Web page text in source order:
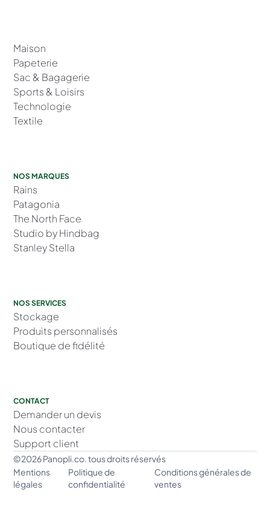
Maison
Papeterie
Sac & Bagagerie
Sports & Loisirs
Technologie
Textile
NOS MARQUES
Rains
Patagonia
The North Face
Studio by Hindbag
Stanley Stella
NOS SERVICES
Stockage
Produits personnalisés
Boutique de fidélité
CONTACT
Demander un devis
Nous contacter
Support client
©2026 Panopli.co. tous droits réservés
Mentions
légales
Politique de
confidentialité
Conditions générales de
ventes